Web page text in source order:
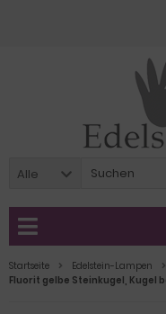
Alle
Startseite Edelstein-Lampen